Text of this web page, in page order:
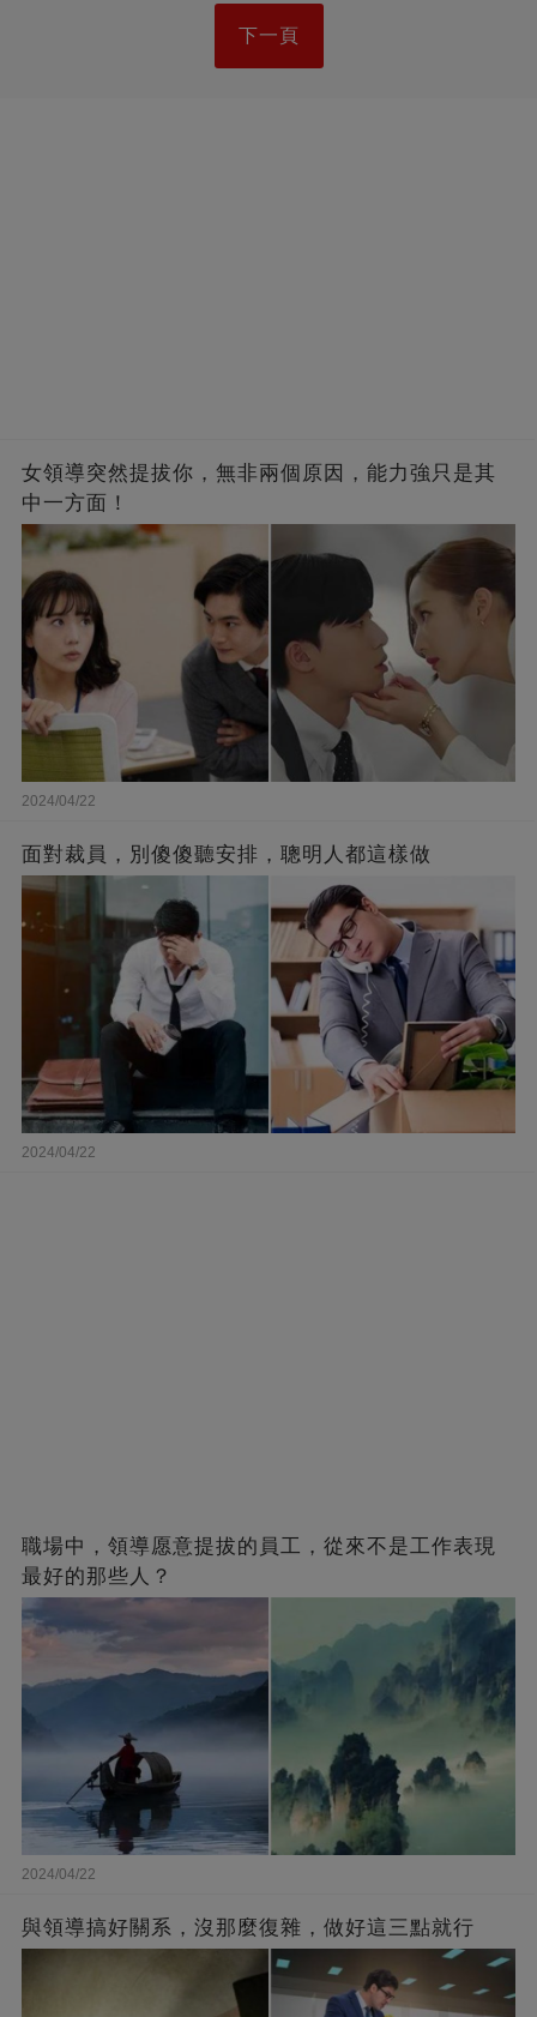
下一頁
女領導突然提拔你，無非兩個原因，能力強只是其
中一方面！
2024/04/22
面對裁員，別傻傻聽安排，聰明人都這樣做
2024/04/22
職場中，領導愿意提拔的員工，從來不是工作表現
最好的那些人？
2024/04/22
與領導搞好關系，沒那麼復雜，做好這三點就行